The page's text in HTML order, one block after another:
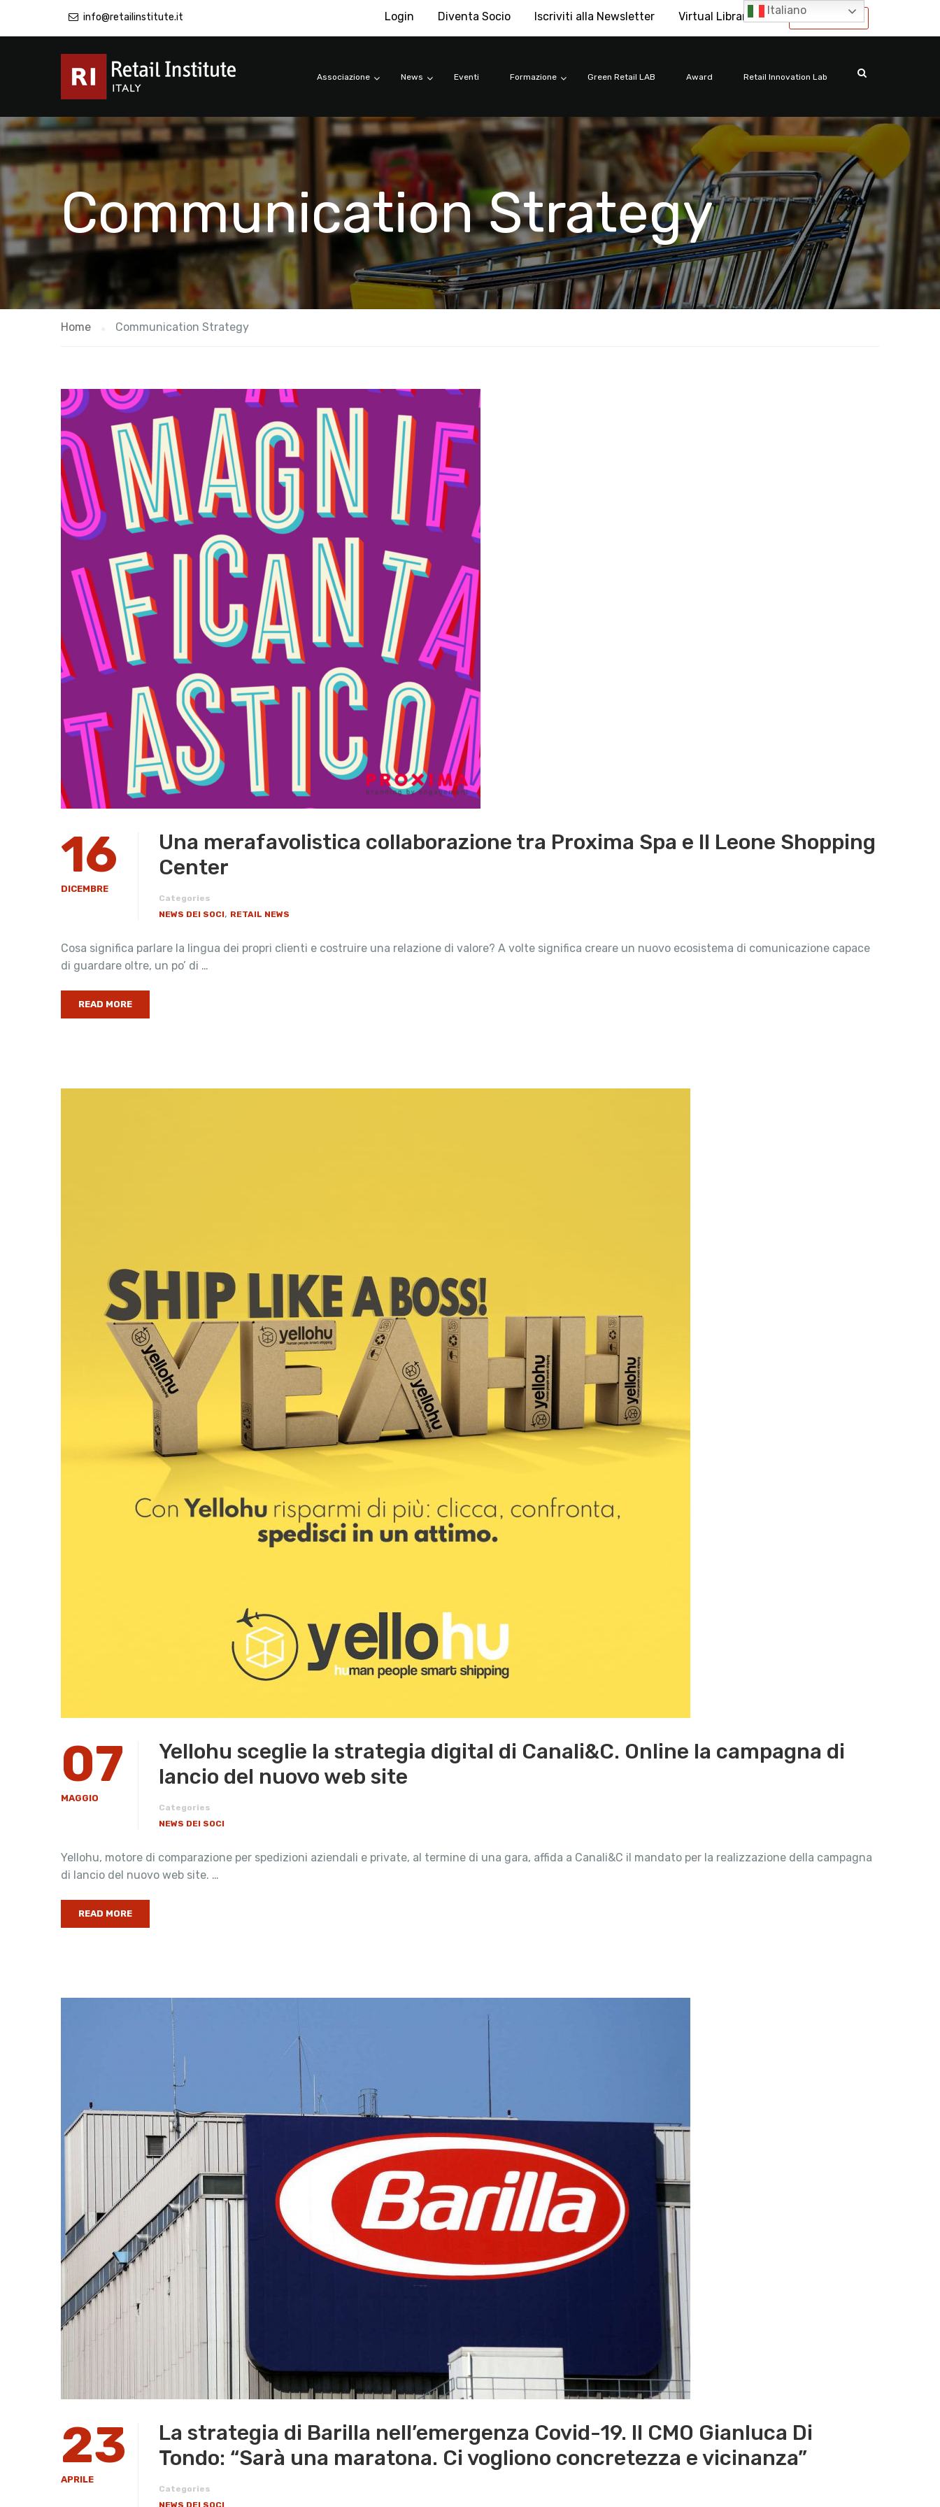
info@retailinstitute.it International
Login Diventa Socio Iscriviti alla Newsletter Virtual Library
Associazione News Eventi Formazione Green Retail LAB Award Retail Innovation Lab
Communication Strategy
Home Communication Strategy
16
DICEMBRE
Una merafavolistica collaborazione tra Proxima Spa e Il Leone Shopping
Center
Categories
NEWS DEI SOCI, RETAIL NEWS
Cosa significa parlare la lingua dei propri clienti e costruire una relazione di valore? A volte significa creare un nuovo ecosistema di comunicazione capace
di guardare oltre, un po’ di …
READ MORE
07
MAGGIO
Yellohu sceglie la strategia digital di Canali&C. Online la campagna di
lancio del nuovo web site
Categories
NEWS DEI SOCI
Yellohu, motore di comparazione per spedizioni aziendali e private, al termine di una gara, affida a Canali&C il mandato per la realizzazione della campagna
di lancio del nuovo web site. …
READ MORE
23
APRILE
La strategia di Barilla nell’emergenza Covid-19. Il CMO Gianluca Di
Tondo: “Sarà una maratona. Ci vogliono concretezza e vicinanza”
Categories
NEWS DEI SOCI
Italiano